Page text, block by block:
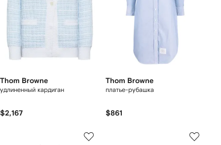
Thom Browne
удлиненный кардиган
$2,167
Thom Browne
платье-рубашка
$861